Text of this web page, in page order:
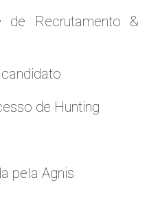
de Recrutamento &
de Hunting
pela Agnis